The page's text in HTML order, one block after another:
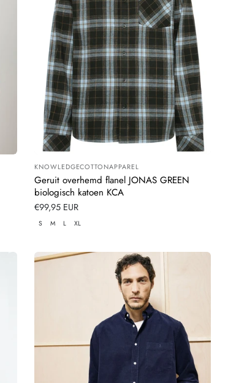
Leverancier:
KNOWLEDGECOTTONAPPAREL
Geruit overhemd flanel JONAS GREEN
biologisch katoen KCA
Normale
prijs
€99,95 EUR
S M L XL